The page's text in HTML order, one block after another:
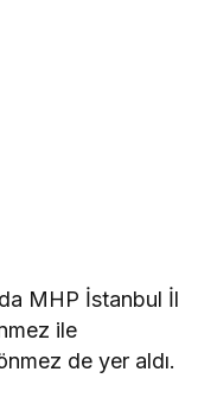
MHP İstanbul İl
ile
de yer aldı.